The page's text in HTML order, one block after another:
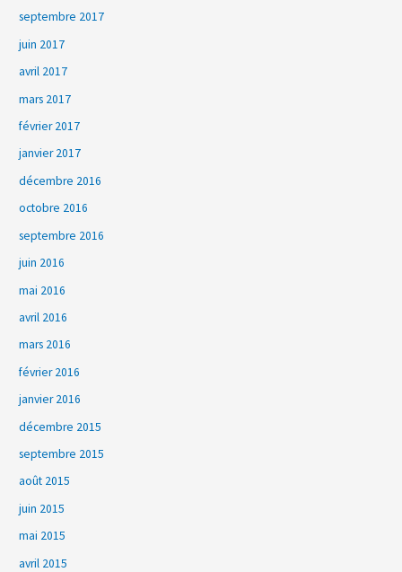
septembre 2017
juin 2017
avril 2017
mars 2017
février 2017
janvier 2017
décembre 2016
octobre 2016
septembre 2016
juin 2016
mai 2016
avril 2016
mars 2016
février 2016
janvier 2016
décembre 2015
septembre 2015
août 2015
juin 2015
mai 2015
avril 2015